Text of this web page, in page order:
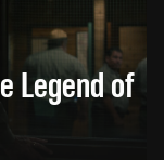
Legend of